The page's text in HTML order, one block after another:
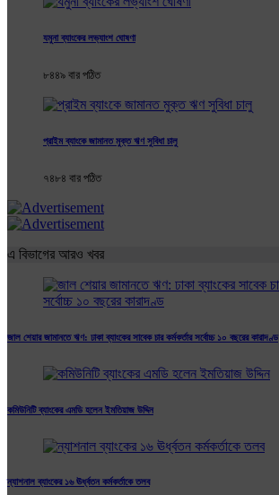
যমুনা ব্যাংকের লভ্যাংশ ঘোষণা
৮৪৪৯ বার পঠিত
প্রাইম ব্যাংকে জামানত মুক্ত ঋণ সুবিধা চালু
৭৪৮৪ বার পঠিত
এ বিভাগের আরও খবর
জাল শেয়ার জামানতে ঋণ: ঢাকা ব্যাংকের সাবেক চার কর্মকর্তার সর্বোচ্চ ১০ বছরের কারাদণ্ড
কমিউনিটি ব্যাংকের এমডি হলেন ইমতিয়াজ উদ্দিন
ন্যাশনাল ব্যাংকের ১৬ ঊর্ধ্বতন কর্মকর্তাকে তলব